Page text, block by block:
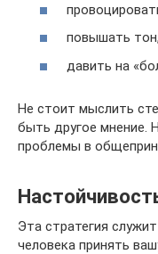
повышать
давить на
Не стоит мыслить
быть другое мнение.
проблемы в
Эта стратегия
человека принять